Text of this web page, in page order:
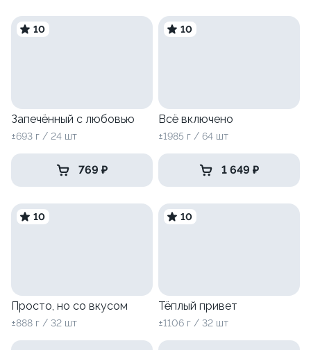
10
Запечённый с любовью
±693 г / 24 шт
769 ₽
10
Всё включено
±1985 г / 64 шт
1 649 ₽
10
Просто, но со вкусом
±888 г / 32 шт
10
Тёплый привет
±1106 г / 32 шт